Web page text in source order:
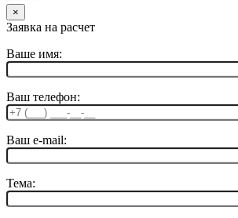
×
Заявка на расчет
Ваше имя:
Ваш телефон:
Ваш e-mail:
Тема: